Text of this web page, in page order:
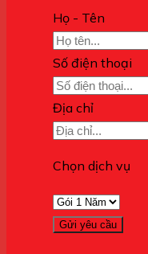
Họ - Tên
Số điện thoại
Địa chỉ
Chọn dịch vụ